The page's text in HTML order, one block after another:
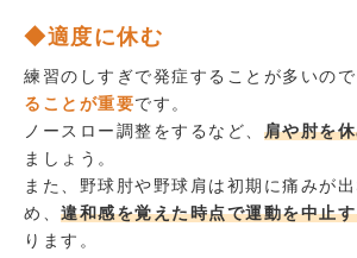
◆適度に休む
練習のしすぎで発症することが多いので
ることが重要です。
ノースロー調整をするなど、 肩や肘を
ましょう。
また、野球肘や野球肩は初期に痛みが
め、 違和感を覚えた時点で運動を中止
ります。